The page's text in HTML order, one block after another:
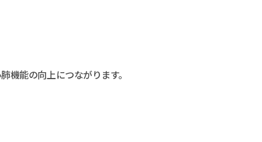
機能の向上につながります。